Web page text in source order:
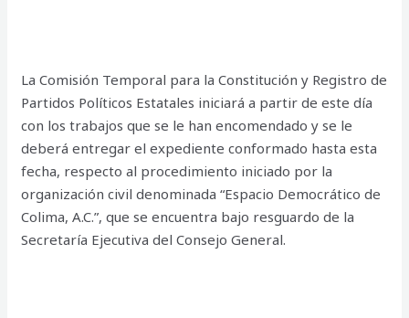
La Comisión Temporal para la Constitución y Registro de
Partidos Políticos Estatales iniciará a partir de este día
con los trabajos que se le han encomendado y se le
deberá entregar el expediente conformado hasta esta
fecha, respecto al procedimiento iniciado por la
organización civil denominada “Espacio Democrático de
Colima, A.C.”, que se encuentra bajo resguardo de la
Secretaría Ejecutiva del Consejo General.